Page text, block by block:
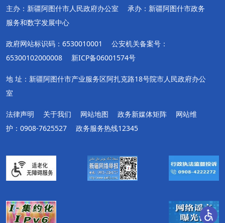
主办：新疆阿图什市人民政府办公室
承办：新疆阿图什市政务
服务和数字发展中心
政府网站标识码：6530010001
公安机关备案号：
65300102000008
新ICP备06001574号
地 址：新疆阿图什市产业服务区阿扎克路18号院市人民政府办公
室
法律声明 关于我们 网站地图 政务新媒体矩阵
网站维
护：0908-7625527
政务服务热线12345